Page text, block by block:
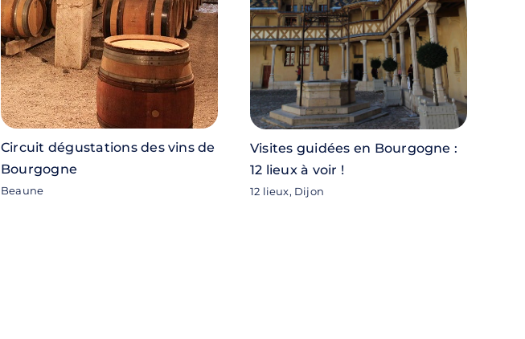
Circuit dégustations des vins de
Bourgogne
Beaune
Visites guidées en Bourgogne :
12 lieux à voir !
12 lieux, Dijon